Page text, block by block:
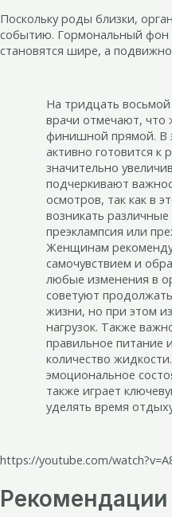
Поскольку роды близки,
событию. Гормональный фон
становятся шире, а
На тридцать
врачи отмечают,
финишной прямой. В
активно готовится к
значительно
подчеркивают
осмотров, так как в
возникать
преэклампсия или
Женщинам
самочувствием и
любые изменения в
советуют
жизни, но при этом
нагрузок. Также
правильное питание
количество
эмоциональное
также играет
уделять время
https://youtube.com/
Рекомендации